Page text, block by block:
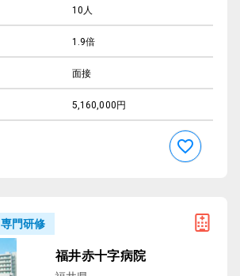
10人
1.9倍
面接
5,160,000円
専門研修
福井赤十字病院